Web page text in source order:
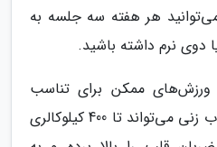
هر هفته سه جلسه به
ورزش‌های ممکن برای تناسب
اندام است و یک ساعت رکاب زنی می‌تواند تا 400 کیلوکالری